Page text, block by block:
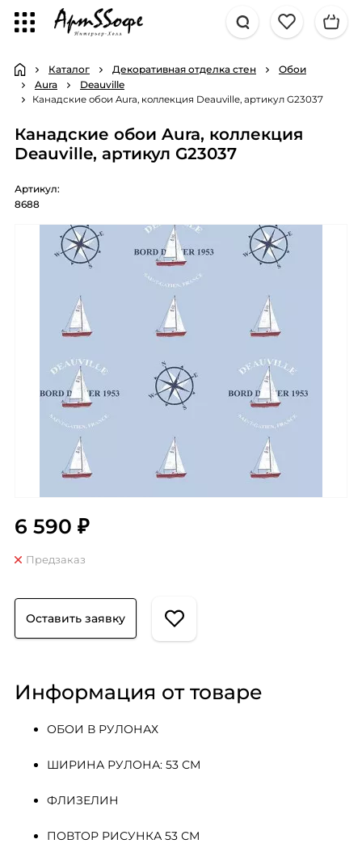
Каталог Декоративная отделка стен
Обои
Aura
Deauville
Канадские обои Aura, коллекция Deauville, артикул G23037
Канадские обои Aura, коллекция
Deauville, артикул G23037
Артикул:
8688
6 590 ₽
Предзаказ
Оставить заявку
Информация от товаре
ОБОИ В РУЛОНАХ
ШИРИНА РУЛОНА: 53 СМ
ФЛИЗЕЛИН
ПОВТОР РИСУНКА 53 СМ